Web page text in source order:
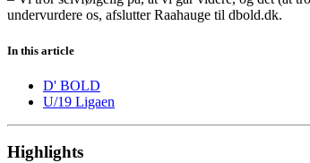
undervurdere os, afslutter Raahauge til dbold.dk.
In this article
D' BOLD
U/19 Ligaen
Highlights